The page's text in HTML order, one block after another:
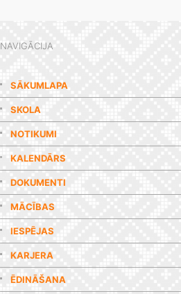
NAVIGĀCIJA
SĀKUMLAPA
SKOLA
NOTIKUMI
KALENDĀRS
DOKUMENTI
MĀCĪBAS
IESPĒJAS
KARJERA
ĒDINĀŠANA